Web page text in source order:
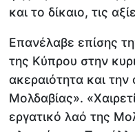
και το δίκαιο, τις
Επανέλαβε επίσης
της Κύπρου στην
ακεραιότητα και την
Μολδαβίας».
εργατικό λαό της